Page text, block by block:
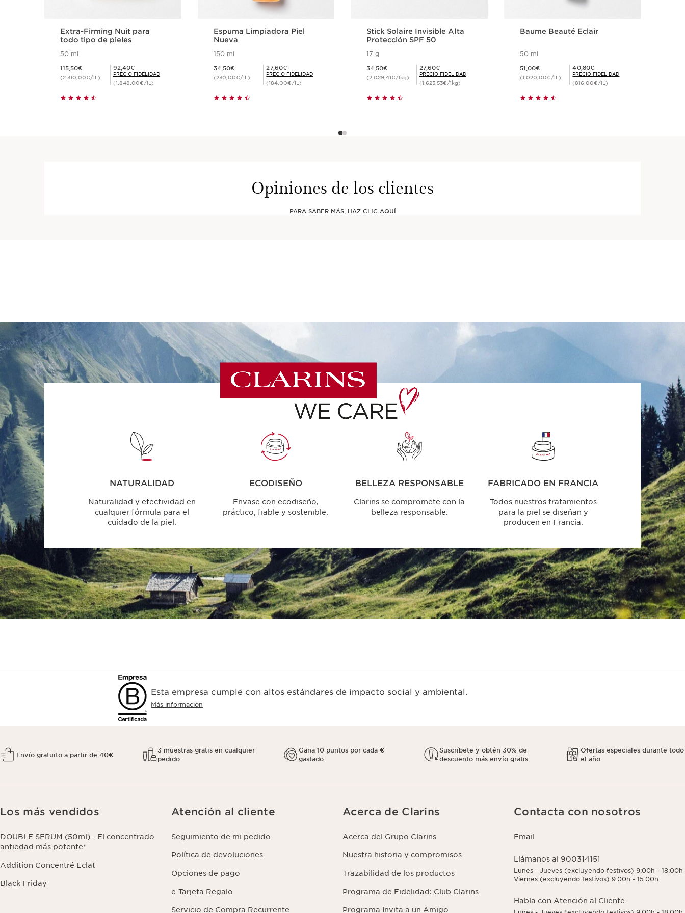
Extra-Firming Nuit para
todo tipo de pieles
50 ml
115,50€
(2.310,00€/1L)
Precio Fidelidad 92,40€
92,40€
PRECIO FIDELIDAD
(1.848,00€/1L)
Compra rápida
Espuma Limpiadora Piel
Nueva
150 ml
34,50€
(230,00€/1L)
Precio Fidelidad 27,60€
27,60€
PRECIO FIDELIDAD
(184,00€/1L)
Compra rápida
Stick Solaire Invisible Alta
Protección SPF 50
17 g
34,50€
(2.029,41€/1kg)
Precio Fidelidad 27,60€
27,60€
PRECIO FIDELIDAD
(1.623,53€/1kg)
Compra rápida
Baume Beauté Eclair
50 ml
51,00€
(1.020,00€/1L)
Precio Fidelidad 40,80€
40,80€
PRECIO FIDELIDAD
(816,00€/1L)
Compra rápida
Opiniones de los clientes
PARA SABER MÁS, HAZ CLIC AQUÍ
NATURALIDAD
Naturalidad y efectividad en
cualquier fórmula para el
cuidado de la piel.
ECODISEÑO
Envase con ecodiseño,
práctico, fiable y sostenible.
BELLEZA RESPONSABLE
Clarins se compromete con la
belleza responsable.
FABRICADO EN FRANCIA
Todos nuestros tratamientos
para la piel se diseñan y
producen en Francia.
Esta empresa cumple con altos estándares de impacto social y ambiental.
Más información
Envío gratuito a partir de 40€
3 muestras gratis en cualquier
pedido
Gana 10 puntos por cada €
gastado
Suscríbete y obtén 30% de
descuento más envío gratis
Ofertas especiales durante todo
el año
Los más vendidos
DOUBLE SERUM (50ml) - El concentrado
antiedad más potente*
Addition Concentré Eclat
Black Friday
Atención al cliente
Seguimiento de mi pedido
Política de devoluciones
Opciones de pago
e-Tarjeta Regalo
Servicio de Compra Recurrente
Acerca de Clarins
Acerca del Grupo Clarins
Nuestra historia y compromisos
Trazabilidad de los productos
Programa de Fidelidad: Club Clarins
Programa Invita a un Amigo
Contacta con nosotros
Email
Llámanos al 900314151
Lunes - Jueves (excluyendo festivos) 9:00h - 18:00h
Viernes (excluyendo festivos) 9:00h - 15:00h
Habla con Atención al Cliente